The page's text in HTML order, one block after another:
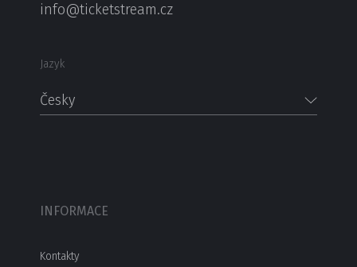
info@ticketstream.cz
Jazyk
Česky
INFORMACE
Kontakty